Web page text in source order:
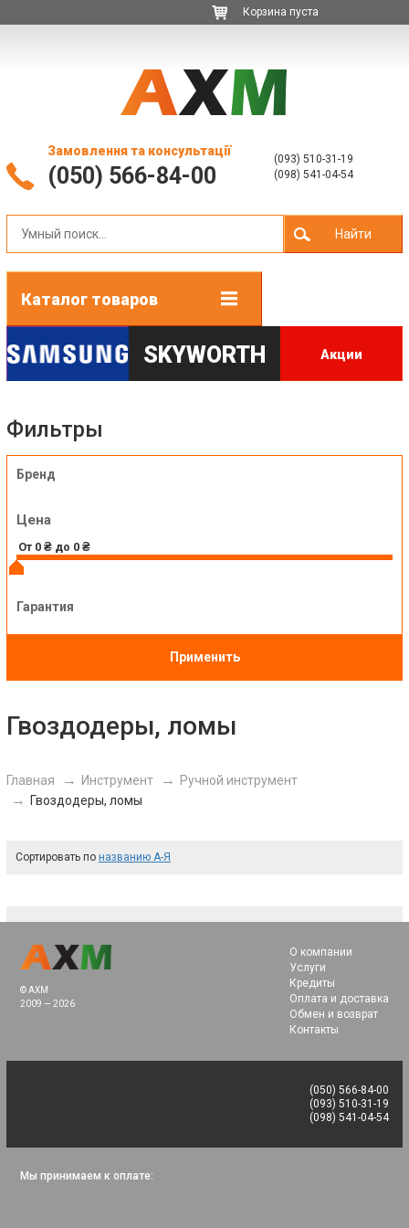
Корзина пуста
Замовлення та консультації
(050) 566-84-00
(093) 510-31-19
(098) 541-04-54
Найти
Каталог товаров
SKYWORTH Акции
Гвоздодеры, ломы
Главная Инструмент
Ручной инструмент
Гвоздодеры, ломы
Сортировать по названию А-Я
Фильтры
Бренд
Цена
Гарантия
Применить
© AXM
2009 — 2026
О компании
Услуги
Кредиты
Оплата и доставка
Обмен и возврат
Контакты
(050) 566-84-00
(093) 510-31-19
(098) 541-04-54
Мы принимаем к оплате: